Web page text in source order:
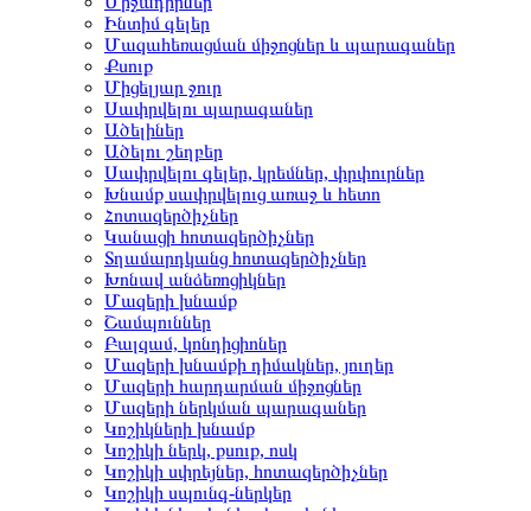
Ինտիմ գելեր
Մազահեռացման միջոցներ և պարագաներ
Քսուք
Միցելյար ջուր
Սափրվելու պարագաներ
Ածելիներ
Ածելու շեղբեր
Սափրվելու գելեր, կրեմներ, փրփուրներ
Խնամք սափրվելուց առաջ և հետո
Հոտազերծիչներ
Կանացի հոտազերծիչներ
Տղամարդկանց հոտազերծիչներ
Խոնավ անձեռոցիկներ
Մազերի խնամք
Շամպուններ
Բալզամ, կոնդիցիոներ
Մազերի խնամքի դիմակներ, յուղեր
Մազերի հարդարման միջոցներ
Մազերի ներկման պարագաներ
Կոշիկների խնամք
Կոշիկի ներկ, քսուք, ոսկ
Կոշիկի սփրեյներ, հոտազերծիչներ
Կոշիկի սպունգ-ներկեր